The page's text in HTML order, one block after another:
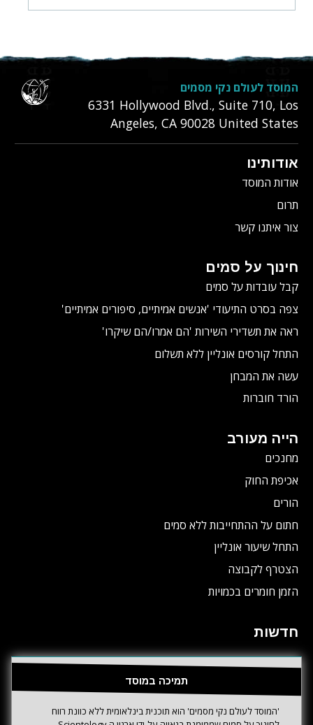
המוסד לעולם נקי מסמים
6331‎ Hollywood Blvd., Suite 710, Los
Angeles, CA 90028 United States
אודותינו
אודות המוסד
תרום
צור איתנו קשר
חינוך על סמים
קבל עובדות על סמים
צפה בסרט התיעודי 'אנשים אמיתיים, סיפורים אמיתיים'
ראה את תשדירי השירות 'הם אמרו/הם שיקרו'
התחל קורסים אונליין ללא תשלום
עשה את המבחן
הורד חוברות
הייה מעורב
מחנכים
אכיפת החוק
הורים
חתום על ההתחייבות ללא סמים
התחל שיעור אונליין
הצטרף לקבוצה
הזמן חומרים בכמויות
חדשות
תמיכה במוסד
'המוסד לעולם נקי מסמים' הוא תוכנית בינלאומית ללא כוונת רווח